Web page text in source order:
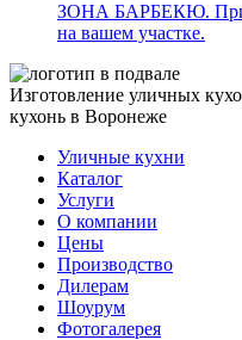
ЗОНА БАРБЕКЮ.
на вашем участке.
Изготовление уличных
кухонь в Воронеже
Уличные кухни
Каталог
Услуги
О компании
Цены
Производство
Дилерам
Шоурум
Фотогалерея